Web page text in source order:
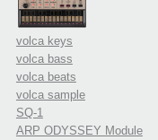
volca keys
volca bass
volca beats
volca sample
SQ-1
ARP ODYSSEY Module